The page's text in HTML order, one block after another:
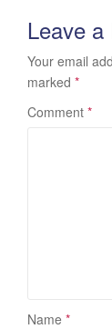
Leave a
Your email
marked *
Comment *
Name *